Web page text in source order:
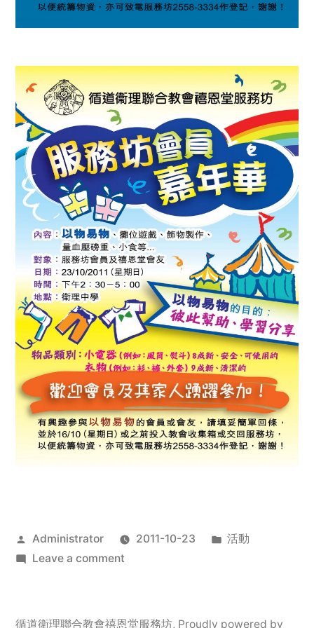
Posted
by
Administrator 2011-10-23
Posted
活動
Leave a commenton
服
循道衛理聯合教會禧恩堂服務坊, Proudly powered by